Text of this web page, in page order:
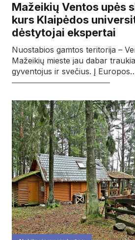
Mažeikių Ventos upės
kurs Klaipėdos
dėstytojai ekspertai
Nuostabios gamtos teritorija –
Mažeikių mieste jau dabar
gyventojus ir svečius. Į